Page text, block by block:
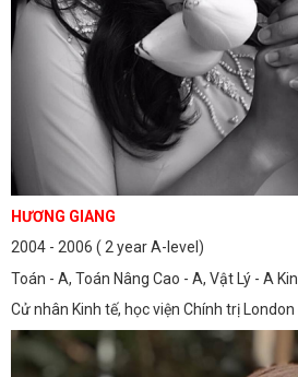
HƯƠNG GIANG
2004 - 2006 ( 2 year A-level)
Toán - A, Toán Nâng Cao - A, Vật Lý - A
Cử nhân Kinh tế, học viện Chính trị London